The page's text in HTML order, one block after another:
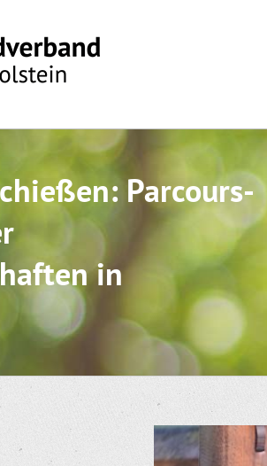
Parcours-
in
Zeige
grösseres